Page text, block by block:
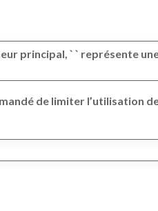
principal, ` ` représente
de limiter l’utilisation